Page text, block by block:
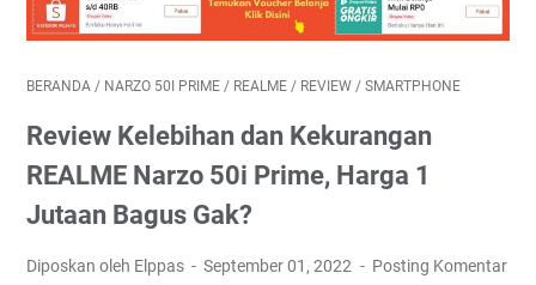
BERANDA / NARZO 50I PRIME / REALME / REVIEW / SMARTPHONE
Review Kelebihan dan Kekurangan
REALME Narzo 50i Prime, Harga 1
Jutaan Bagus Gak?
Diposkan oleh Elppas September 01, 2022 Posting Komentar